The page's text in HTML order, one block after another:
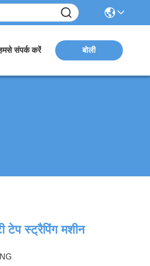
संपर्क करें बोली
टेप स्ट्रैपिंग मशीन